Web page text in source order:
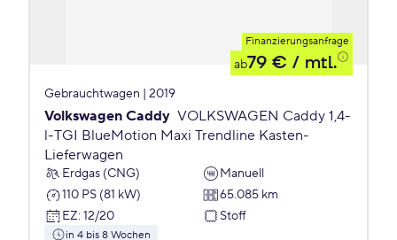
Finanzierungsanfrage
ab79 € / mtl.
Gebrauchtwagen | 2019
Volkswagen Caddy VOLKSWAGEN Caddy 1,4-
l-TGI BlueMotion Maxi Trendline Kasten-
Lieferwagen
Erdgas (CNG)
Manuell
110 PS (81 kW)
65.085 km
EZ: 12/20 Stoff
in 4 bis 8 Wochen